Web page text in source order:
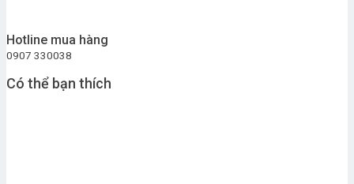
Hotline mua hàng
0907 330038
Có thể bạn thích